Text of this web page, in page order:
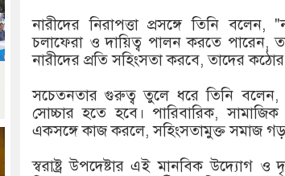
নারীদের নিরাপত্তা প্রসঙ্গে তিনি বলেন,
চলাফেরা ও দায়িত্ব পালন করতে পারেন,
নারীদের প্রতি সহিংসতা করবে, তাদের
সচেতনতার গুরুত্ব তুলে ধরে তিনি বলেন,
সোচ্চার হতে হবে। পারিবারিক,
একসঙ্গে কাজ করলে, সহিংসতামুক্ত সমাজ
স্বরাষ্ট্র উপদেষ্টার এই মানবিক উদ্যোগ